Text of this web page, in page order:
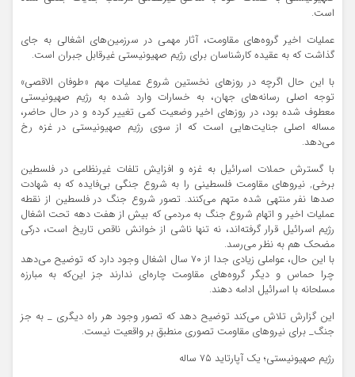
است.
عملیات اخیر گروه‌های مقاومت، آثار مهمی در سرزمین‌های اشغالی به جای
گذاشت که به عقیده کارشناسان برای رژیم صهیونیستی غیرقابل جبران است.
با این حال اگرچه در روزهای نخستین شروع عملیات مهم «طوفان الاقصی»
توجه اصلی رسانه‌های جهان، به خسارات وارد شده به رژیم صهیونیستی
معطوف شده بود، در روزهای اخیر وضعیت کمی تغییر کرده و در حال حاضر،
مساله اصلی جنایت‌هایی است که از سوی رژیم صهیونیستی در غزه رخ
می‌دهد.
با گسترش حملات اسرائیل به غزه و افزایش تلفات غیرنظامی در فلسطین
برخی‌, نیروهای مقاومت فلسطینی را به شروع جنگی بی‌فایده که به شهادت
صدها نفر منتهی شده متهم می‌کنند. تصور شروع جنگ در فلسطین از نقطه
عملیات اخیر و اتهام شروع جنگ به مردمی که بیش از هفت دهه تحت اشغال
رژیم اسرائیل قرار گرفته‌اند، نه تنها ناشی از خوانش ناقص تاریخ است، درکی
مضحک هم به نظر می‌رسد.
با این حال، عواملی زیادی جدا از ۷۰ سال اشغال وجود دارد که توضیح می‌دهد
چرا حماس و دیگر گروه‌های مقاومت چاره‌ای ندارند جز این‌که به مبارزه
مسلحانه با اسرائیل ادامه دهند.
این گزارش تلاش می‌کند توضیح دهد که تصور وجود هر راه دیگری _ به جز
جنگ_ برای نیروهای مقاومت تصوری منطبق بر واقعیت نیست.
رژیم صهیونیستی؛ یک آپارتاید ۷۵ ساله